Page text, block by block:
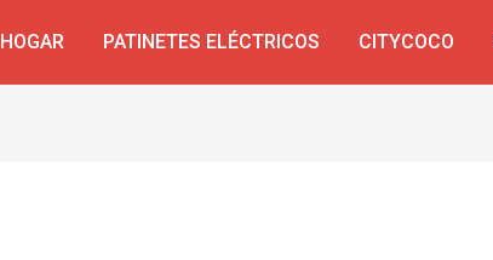
HOGAR PATINETES ELÉCTRICOS CITYCOCO